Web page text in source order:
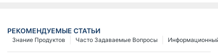
РЕКОМЕНДУЕМЫЕ СТАТЬИ
Часто Задаваемые Вопросы
Знание Продуктов